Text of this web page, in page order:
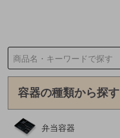
容器の種類から探す
弁当容器